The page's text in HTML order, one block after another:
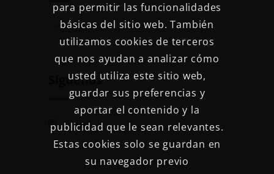
Síguenos
para permitir las funcionalidades
básicas del sitio web. También
utilizamos cookies de terceros
que nos ayudan a analizar cómo
usted utiliza este sitio web,
guardar sus preferencias y
aportar el contenido y la
publicidad que le sean relevantes.
Estas cookies solo se guardan en
su navegador previo